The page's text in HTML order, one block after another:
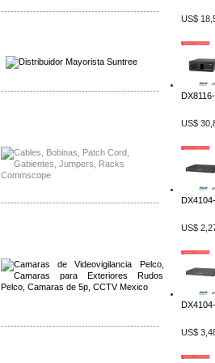
-------------------------------------------------
-------------------------------------------------
-------------------------------------------------
-------------------------------------------------
US$
DX8116-
US$
DX4104-
US$
DX4104-
US$